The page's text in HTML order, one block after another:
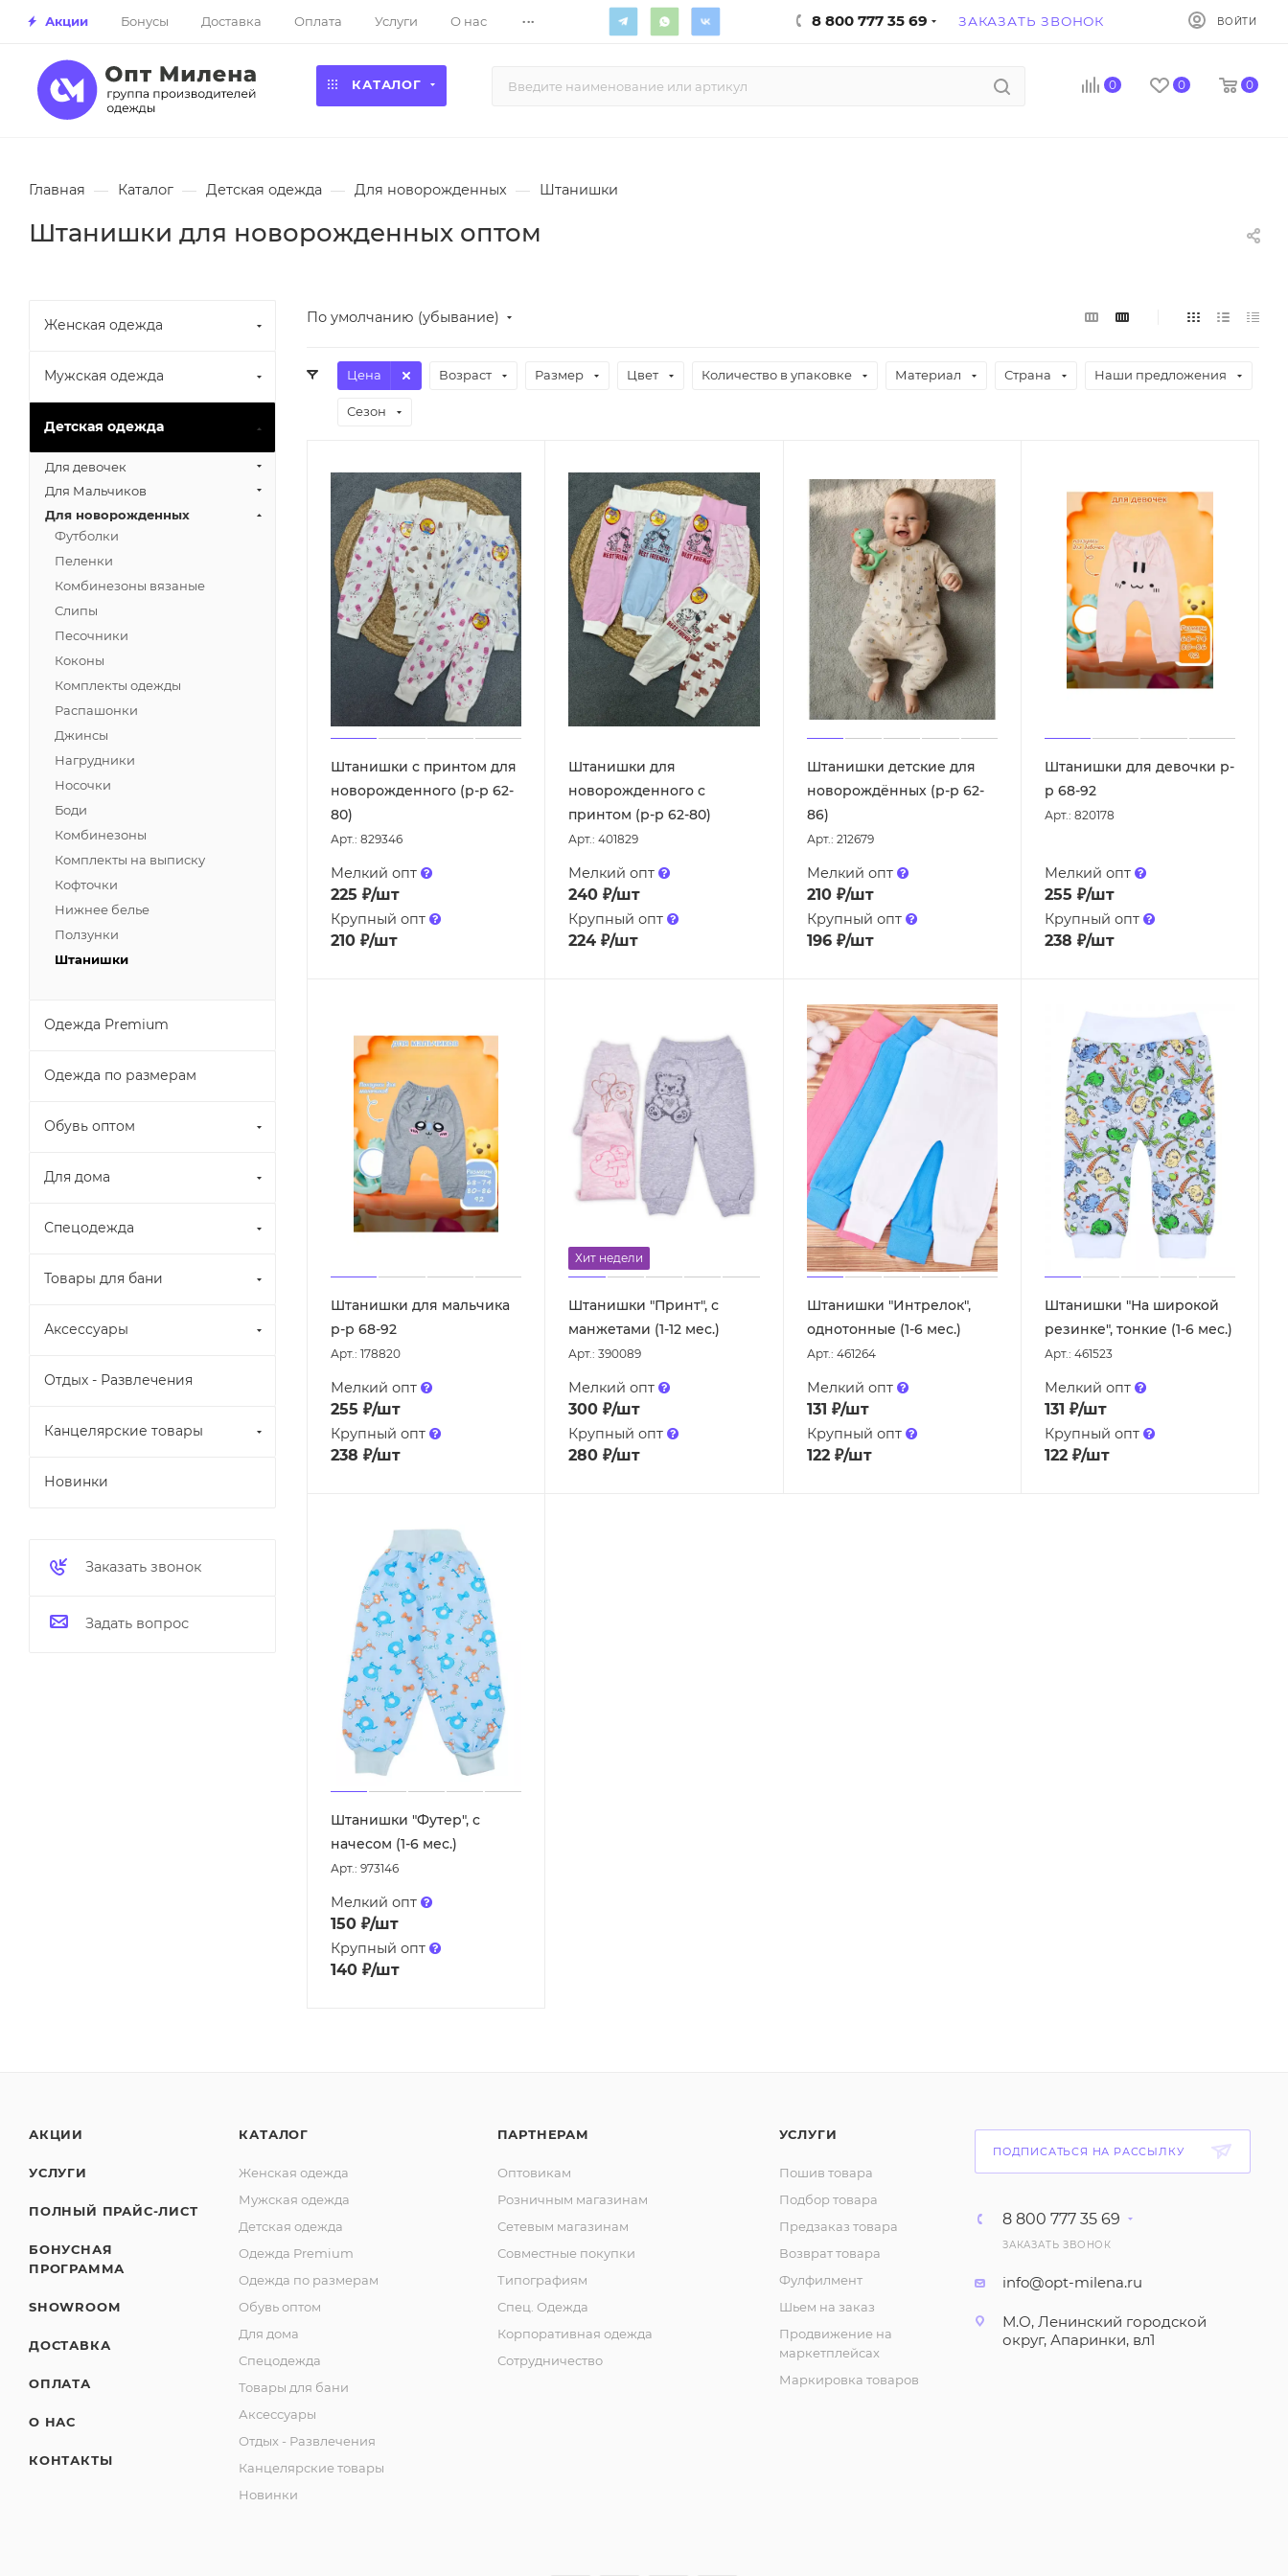
Акции Бонусы Доставка Оплата Услуги О нас ... 8 800 777 35 69 ЗАКАЗАТЬ ЗВОНОК ВОЙТИ
КАТАЛОГ 0 0 0
Главная — Каталог — Детская одежда — Для новорожденных — Штанишки
Штанишки для новорожденных оптом
По умолчанию (убывание)
Цена Возраст Размер Цвет Количество в упаковке Материал Страна Наши предложения
Сезон
Штанишки с принтом для
новорожденного (р-р 62-
80)
Арт.: 829346
Мелкий опт
225 ₽/шт
Крупный опт
210 ₽/шт
Штанишки для
новорожденного с
принтом (р-р 62-80)
Арт.: 401829
Мелкий опт
240 ₽/шт
Крупный опт
224 ₽/шт
Штанишки детские для
новорождённых (р-р 62-
86)
Арт.: 212679
Мелкий опт
210₽/шт
Крупный опт
196₽/шт
Штанишки для девочки р-
р 68-92
Арт.: 820178
Мелкий опт
255 ₽/шт
Крупный опт
238 ₽/шт
Штанишки для мальчика
р-р 68-92
Арт.: 178820
Мелкий опт
255 ₽/шт
Крупный опт
238 ₽/шт
Хит недели
Штанишки "Принт", с
манжетами (1-12 мес.)
Арт.: 390089
Мелкий опт
300 ₽/шт
Крупный опт
280 ₽/шт
Штанишки "Интрелок",
однотонные (1-6 мес.)
Арт.: 461264
Мелкий опт
131 ₽/шт
Крупный опт
122₽/шт
Штанишки "На широкой
резинке", тонкие (1-6 мес.)
Арт.: 461523
Мелкий опт
131 ₽/шт
Крупный опт
122₽/шт
Штанишки "Футер", с
начесом (1-6 мес.)
Арт.: 973146
Мелкий опт
150 ₽/шт
Крупный опт
140 ₽/шт
Женская одежда
Мужская одежда
Детская одежда
Для девочек
Для Мальчиков
Для новорожденных
Футболки
Пеленки
Комбинезоны вязаные
Слипы
Песочники
Коконы
Комплекты одежды
Распашонки
Джинсы
Нагрудники
Носочки
Боди
Комбинезоны
Комплекты на выписку
Кофточки
Нижнее белье
Ползунки
Штанишки
Одежда Premium
Одежда по размерам
Обувь оптом
Для дома
Спецодежда
Товары для бани
Аксессуары
Отдых - Развлечения
Канцелярские товары
Новинки
Заказать звонок
Задать вопрос
АКЦИИ
УСЛУГИ
ПОЛНЫЙ ПРАЙС-ЛИСТ
БОНУСНАЯ
ПРОГРАММА
SHOWROOM
ДОСТАВКА
ОПЛАТА
О НАС
КОНТАКТЫ
КАТАЛОГ
Женская одежда
Мужская одежда
Детская одежда
Одежда Premium
Одежда по размерам
Обувь оптом
Для дома
Спецодежда
Товары для бани
Аксессуары
Отдых - Развлечения
Канцелярские товары
Новинки
ПАРТНЕРАМ
Оптовикам
Розничным магазинам
Сетевым магазинам
Совместные покупки
Типографиям
Спец. Одежда
Корпоративная одежда
Сотрудничество
УСЛУГИ
Пошив товара
Подбор товара
Предзаказ товара
Возврат товара
Фулфилмент
Шьем на заказ
Продвижение на
маркетплейсах
Маркировка товаров
ПОДПИСАТЬСЯ НА РАССЫЛКУ
8 800 777 35 69
ЗАКАЗАТЬ ЗВОНОК
info@opt-milena.ru
М.О, Ленинский городской
округ, Апаринки, вл1